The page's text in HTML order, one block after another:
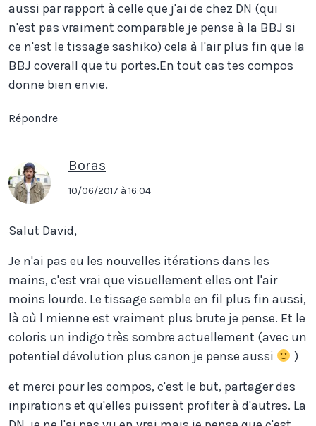
aussi par rapport à celle que j'ai de chez DN (qui
n'est pas vraiment comparable je pense à la BBJ si
ce n'est le tissage sashiko) cela à l'air plus fin que la
BBJ coverall que tu portes.En tout cas tes compos
donne bien envie.
Répondre
Boras
10/06/2017 à 16:04
Salut David,
Je n'ai pas eu les nouvelles itérations dans les
mains, c'est vrai que visuellement elles ont l'air
moins lourde. Le tissage semble en fil plus fin aussi,
là où l mienne est vraiment plus brute je pense. Et le
coloris un indigo très sombre actuellement (avec un
potentiel dévolution plus canon je pense aussi
)
et merci pour les compos, c'est le but, partager des
inpirations et qu'elles puissent profiter à d'autres. La